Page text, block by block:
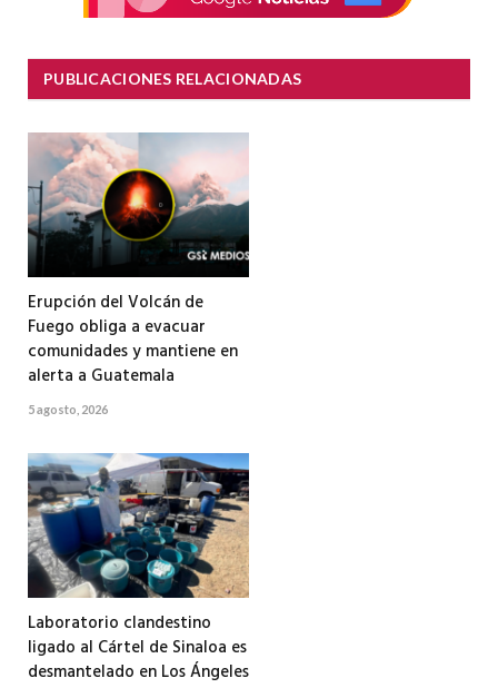
PUBLICACIONES RELACIONADAS
Erupción del Volcán de
Fuego obliga a evacuar
comunidades y mantiene en
alerta a Guatemala
5 agosto, 2026
Laboratorio clandestino
ligado al Cártel de Sinaloa es
desmantelado en Los Ángeles